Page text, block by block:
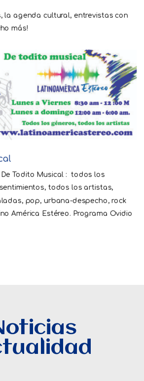
la agenda cultural, entrevistas con
más!
Todito Musical : todos los
todos los artistas,
pop, urbana-despecho, rock
América Estéreo. Programa Ovidio